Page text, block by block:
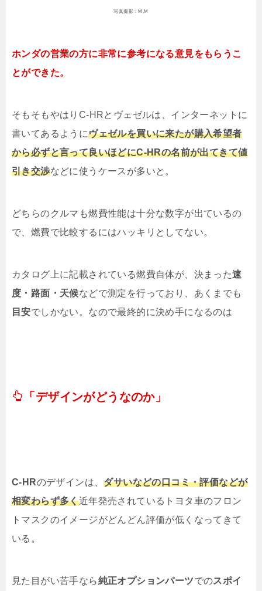
写真撮影：M,M
ホンダの営業の方に非常に参考になる意見をもらうこ
とができた。
そもそもやはりC-HRとヴェゼルは、インターネットに
書いてあるようにヴェゼルを買いに来たが購入希望者
から必ずと言って良いほどにC-HRの名前が出てきて値
引き交渉などに使うケースが多いと。
どちらのクルマも燃費性能は十分な数字が出ているの
で、燃費で比較するにはハッキリとしてない。
カタログ上に記載されている燃費自体が、決まった速
度・路面・天候などで測定を行っており、あくまでも
目安でしかない。なので最終的に決め手になるのは
「デザインがどうなのか」
C-HRのデザインは、ダサいなどの口コミ・評価などが
相変わらず多く近年発売されているトヨタ車のフロン
トマスクのイメージがどんどん評価が低くなってきて
いる。
見た目がい苦手なら純正オプションパーツでのスポイ